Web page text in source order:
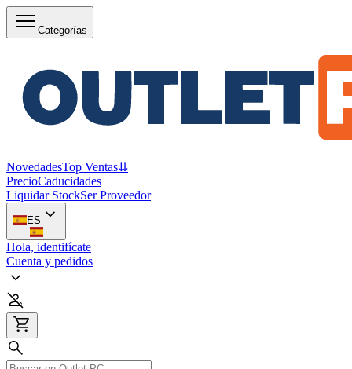
Categorías
NovedadesTop Ventas⇊
PrecioCaducidades
Liquidar StockSer Proveedor
ES
Hola, identifícate
Cuenta y pedidos